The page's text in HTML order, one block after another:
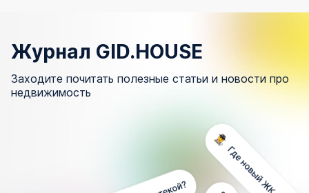
Журнал GID.HOUSE
Заходите почитать полезные статьи и новости про
недвижимость